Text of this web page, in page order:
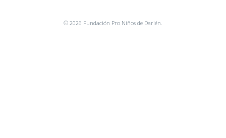
© 2026 Fundación Pro Niños de Darién.